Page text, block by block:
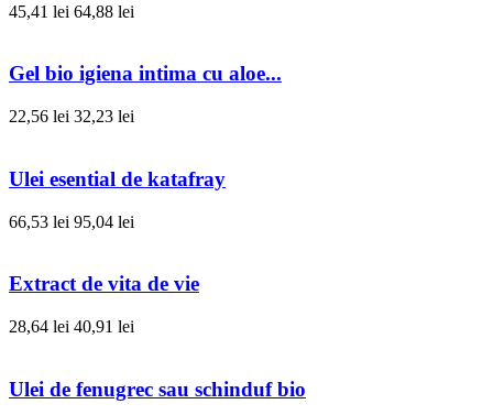
45,41 lei 64,88 lei
Gel bio igiena intima cu aloe...
22,56 lei 32,23 lei
Ulei esential de katafray
66,53 lei 95,04 lei
Extract de vita de vie
28,64 lei 40,91 lei
Ulei de fenugrec sau schinduf bio